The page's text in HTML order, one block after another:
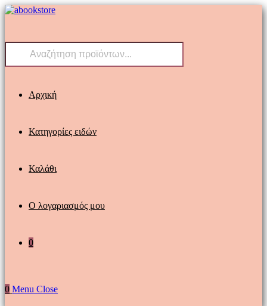
Skip
Products
Αρχική
Κατηγορίες ειδών
Καλάθι
Ο λογαριασμός μου
0
0 Menu Close